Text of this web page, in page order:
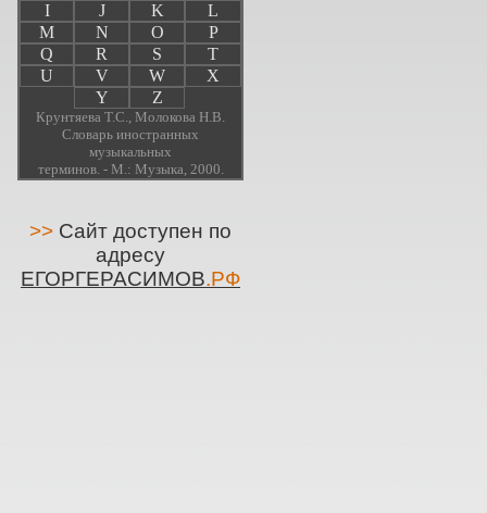
I
J K
L
M
N O
P
Q
R S
T
U
V W
X
Y
Z
Крунтяева Т.С., Молокова Н.В.
Словарь иностранных
музыкальных
терминов. - М.: Музыка, 2000.
>> Сайт доступен по
адресу
ЕГОРГЕРАСИМОВ.РФ